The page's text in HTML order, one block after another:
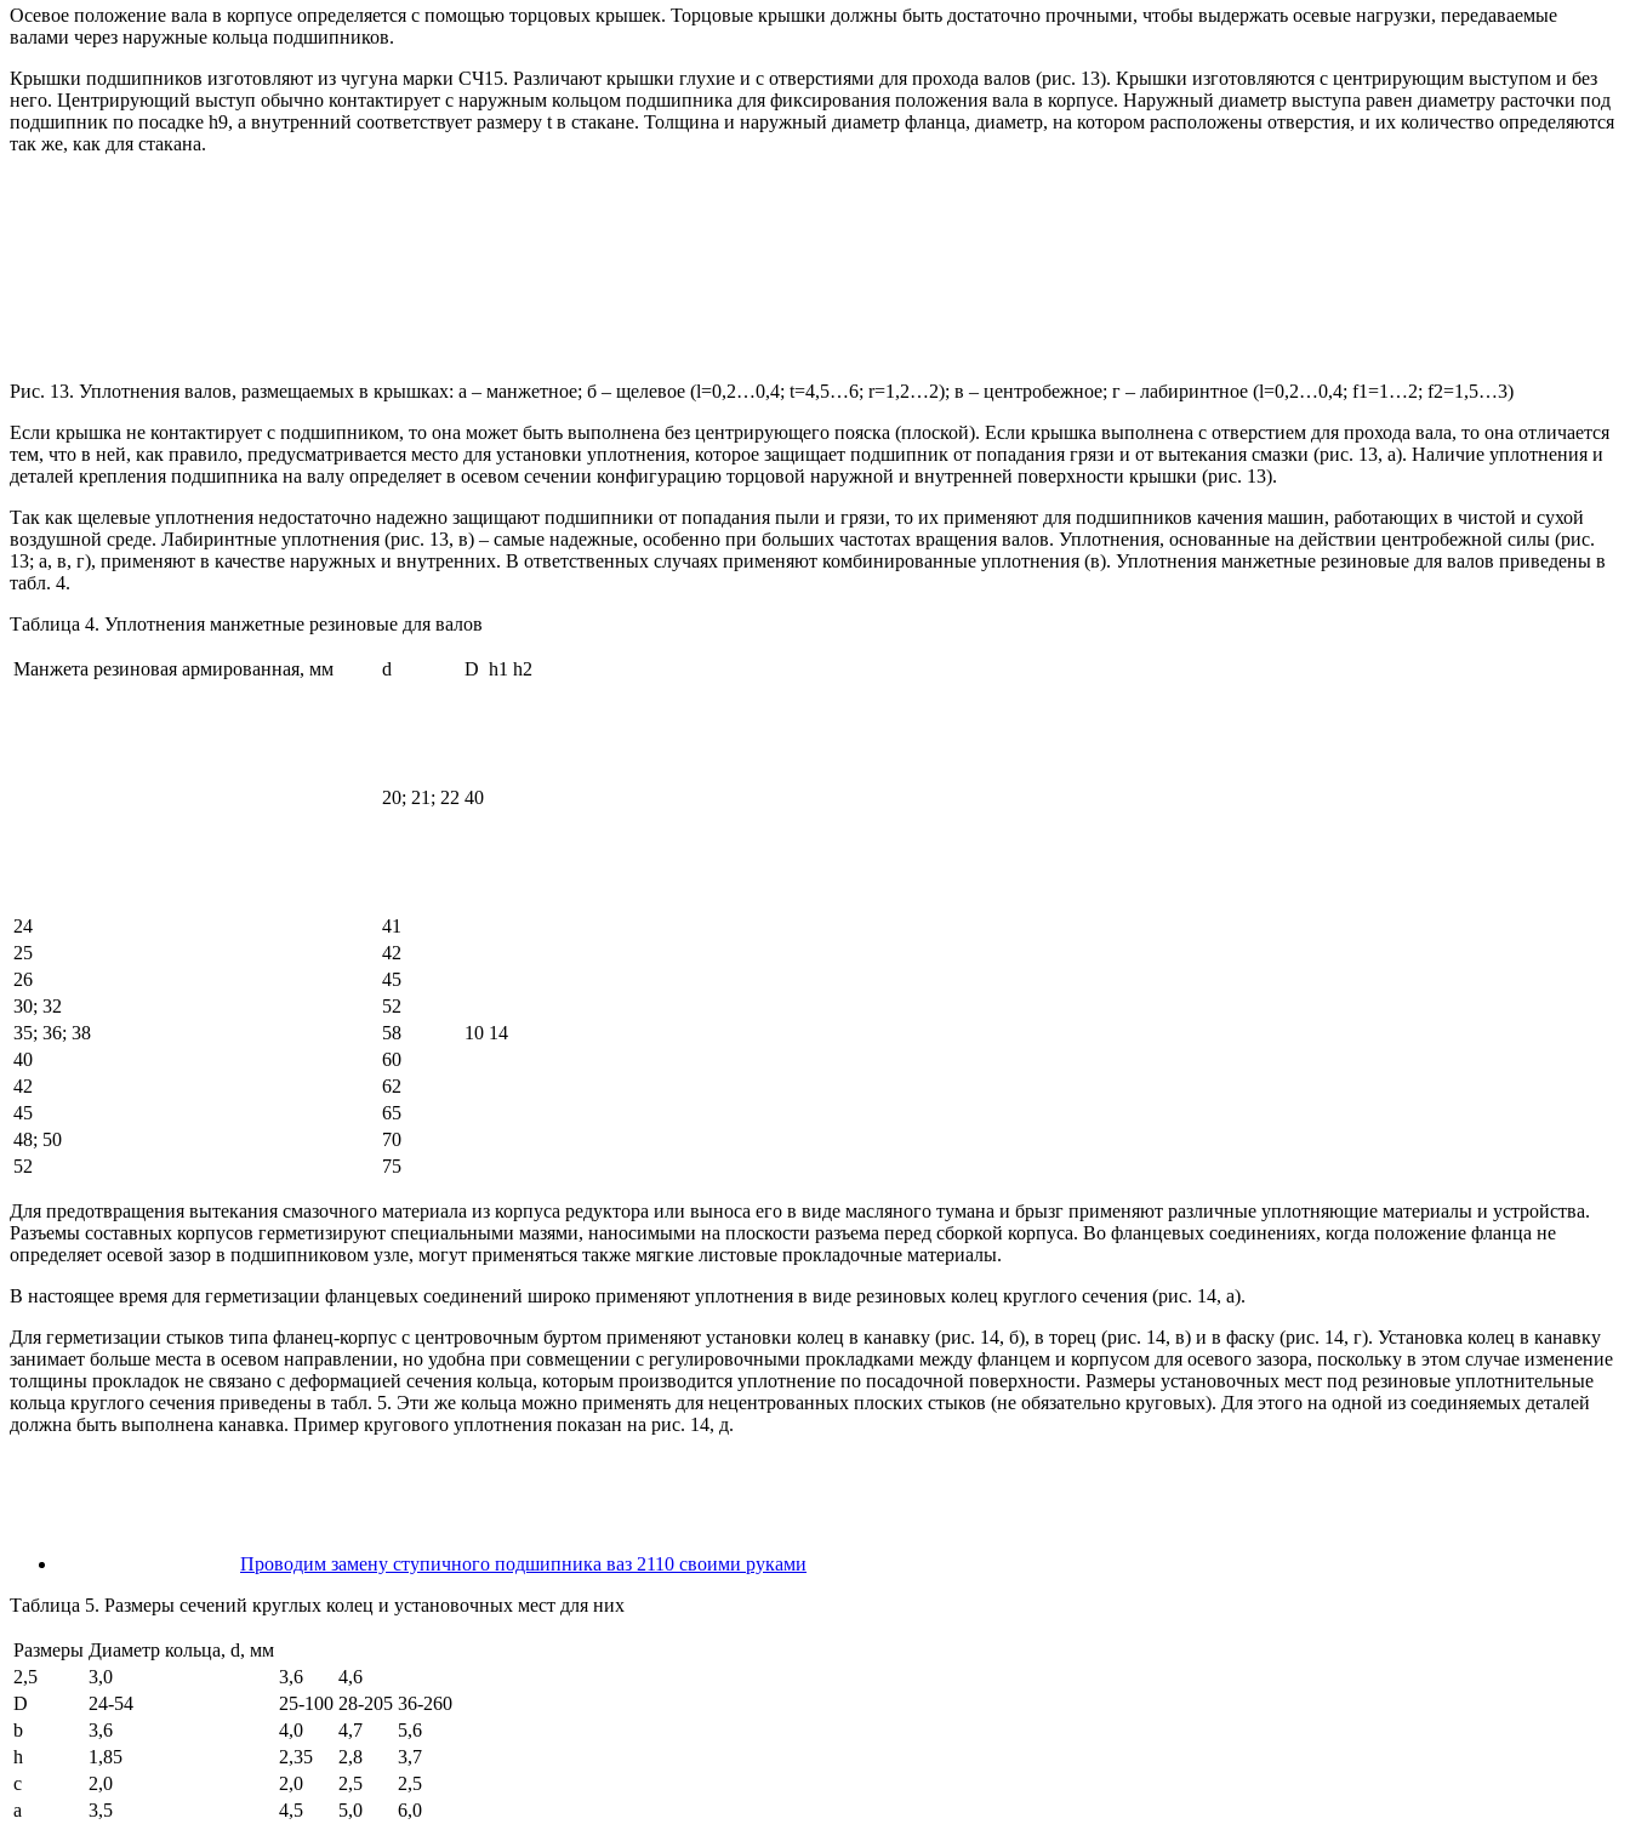
Осевое положение вала в корпусе определяется с помощью торцовых крышек. Торцовые крышки должны быть достаточно прочными, чтобы выдержать осевые нагрузки, передаваемые
валами через наружные кольца подшипников.
Крышки подшипников изготовляют из чугуна марки СЧ15. Различают крышки глухие и с отверстиями для прохода валов (рис. 13). Крышки изготовляются с центрирующим выступом и без
него. Центрирующий выступ обычно контактирует с наружным кольцом подшипника для фиксирования положения вала в корпусе. Наружный диаметр выступа равен диаметру расточки под
подшипник по посадке h9, а внутренний соответствует размеру t в стакане. Толщина и наружный диаметр фланца, диаметр, на котором расположены отверстия, и их количество определяются
так же, как для стакана.
Рис. 13. Уплотнения валов, размещаемых в крышках: а – манжетное; б – щелевое (l=0,2…0,4; t=4,5…6; r=1,2…2); в – центробежное; г – лабиринтное (l=0,2…0,4; f1=1…2; f2=1,5…3)
Если крышка не контактирует с подшипником, то она может быть выполнена без центрирующего пояска (плоской). Если крышка выполнена с отверстием для прохода вала, то она отличается
тем, что в ней, как правило, предусматривается место для установки уплотнения, которое защищает подшипник от попадания грязи и от вытекания смазки (рис. 13, а). Наличие уплотнения и
деталей крепления подшипника на валу определяет в осевом сечении конфигурацию торцовой наружной и внутренней поверхности крышки (рис. 13).
Так как щелевые уплотнения недостаточно надежно защищают подшипники от попадания пыли и грязи, то их применяют для подшипников качения машин, работающих в чистой и сухой
воздушной среде. Лабиринтные уплотнения (рис. 13, в) – самые надежные, особенно при больших частотах вращения валов. Уплотнения, основанные на действии центробежной силы (рис.
13; а, в, г), применяют в качестве наружных и внутренних. В ответственных случаях применяют комбинированные уплотнения (в). Уплотнения манжетные резиновые для валов приведены в
табл. 4.
Таблица 4. Уплотнения манжетные резиновые для валов
Манжета резиновая армированная, мм d D h1 h2
20; 21; 22 40
24
41
25
42
26
45
30; 32
52
35; 36; 38
58 10 14
40
60
42
62
45
65
48; 50
70
52
75
Для предотвращения вытекания смазочного материала из корпуса редуктора или выноса его в виде масляного тумана и брызг применяют различные уплотняющие материалы и устройства.
Разъемы составных корпусов герметизируют специальными мазями, наносимыми на плоскости разъема перед сборкой корпуса. Во фланцевых соединениях, когда положение фланца не
определяет осевой зазор в подшипниковом узле, могут применяться также мягкие листовые прокладочные материалы.
В настоящее время для герметизации фланцевых соединений широко применяют уплотнения в виде резиновых колец круглого сечения (рис. 14, а).
Для герметизации стыков типа фланец-корпус с центровочным буртом применяют установки колец в канавку (рис. 14, б), в торец (рис. 14, в) и в фаску (рис. 14, г). Установка колец в канавку
занимает больше места в осевом направлении, но удобна при совмещении с регулировочными прокладками между фланцем и корпусом для осевого зазора, поскольку в этом случае изменение
толщины прокладок не связано с деформацией сечения кольца, которым производится уплотнение по посадочной поверхности. Размеры установочных мест под резиновые уплотнительные
кольца круглого сечения приведены в табл. 5. Эти же кольца можно применять для нецентрованных плоских стыков (не обязательно круговых). Для этого на одной из соединяемых деталей
должна быть выполнена канавка. Пример кругового уплотнения показан на рис. 14, д.
Проводим замену ступичного подшипника ваз 2110 своими руками
Таблица 5. Размеры сечений круглых колец и установочных мест для них
Размеры Диаметр кольца, d, мм
2,5
3,0 3,6
4,6
D
24-54 25-100 28-205 36-260
b
3,6 4,0 4,7
5,6
h
1,85 2,35 2,8
3,7
с
2,0 2,0 2,5
2,5
а
3,5 4,5 5,0
6,0